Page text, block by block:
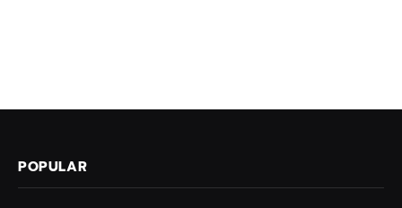
POPULAR